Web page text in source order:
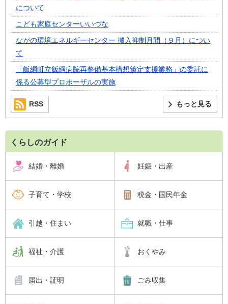
について
こども家庭センターいいづな
ながの環境エネルギーセンター 搬入抑制月間（９月）につい
て
「飯綱町立飯綱病院再整備基本構想策定支援業務」の委託に
係る公募型プロポーザルの実施
もっと見る
RSS
くらしのガイド
結婚・離婚 妊娠・出産
子育て・学校 税金・国民年金
引越・住まい 就職・仕事
福祉・介護 おくやみ
届出・証明 ごみ収集